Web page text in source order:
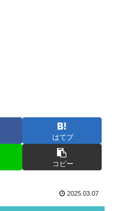
はてブ
コピー
2025.03.07